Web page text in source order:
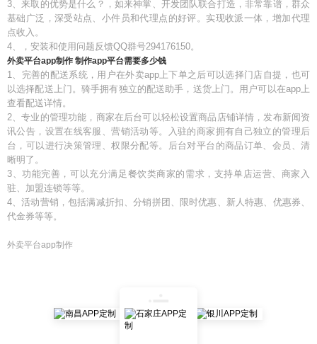
3、来取的优势是什么？，如来神掌、开发团队联合打造，非常靠谱，群众
基础广泛，深受站点、小件员和代理点的好评。实现收派一体，增加代理
点收入。
4、，安装和使用问题反馈QQ群号294176150。
外卖平台app制作 制作app平台需要多少钱
1、完善的配送系统，用户在外卖app上下单之后可以选择门店自提，也可
以选择配送上门。骑手拥有独立的配送助手，送货上门。用户可以在app上
查看配送详情。
2、专业的管理功能，商家在后台可以轻松设置商品店铺详情，发布新闻资
讯公告，设置在线客服、营销活动等。入驻的商家拥有自己独立的管理后
台，可以进行决策管理、权限分配等。后台对平台的商品订单、会员、清
晰明了。
3、功能完善，可以充分满足餐饮类商家的需求，支持单店运营、商家入
驻、加盟连锁等等。
4、活动营销，包括满减折扣、分销拼团、限时优惠、新人特惠、优惠券、
代金券等等。
外卖平台app制作